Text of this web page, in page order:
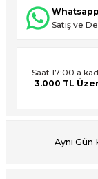
Whatsapp
Satış ve
Saat 17:00 a
3.000 TL
Aynı Gün